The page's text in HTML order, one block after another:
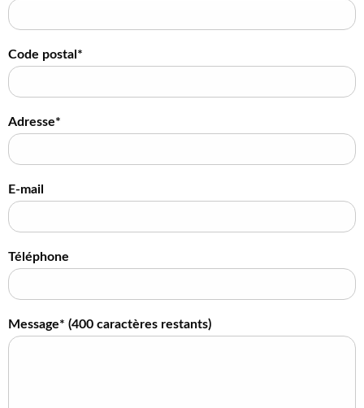
Code postal*
Adresse*
E-mail
Téléphone
Message* (400 caractères restants)